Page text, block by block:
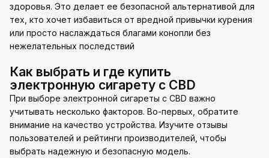
здоровья. Это делает ее безопасной альтернативой для
тех, кто хочет избавиться от вредной привычки курения
или просто наслаждаться благами конопли без
нежелательных последствий
Как выбрать и где купить
электронную сигарету с CBD
При выборе электронной сигареты с CBD важно
учитывать несколько факторов. Во-первых, обратите
внимание на качество устройства. Изучите отзывы
пользователей и рейтинги производителей, чтобы
выбрать надежную и безопасную модель.